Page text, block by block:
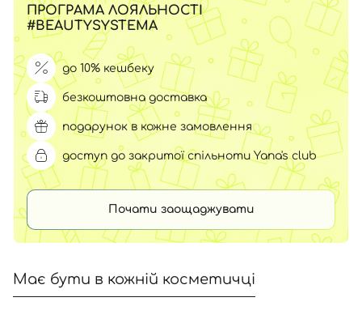
ПРОГРАМА ЛОЯЛЬНОСТІ
#BEAUTYSYSTEMA
до 10% кешбеку
безкоштовна доставка
подарунок в кожне замовлення
доступ до закритої спільноти Yana's club
Почати заощаджувати
Має бути в кожній косметичці